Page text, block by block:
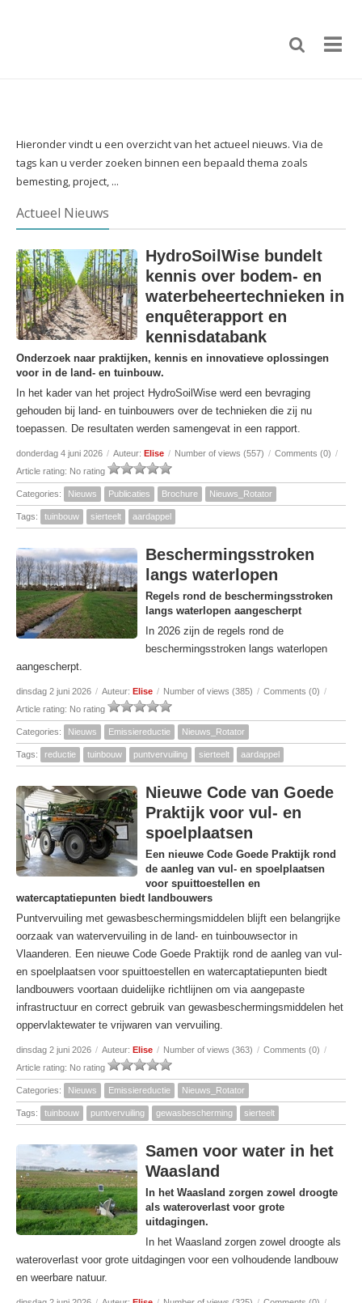
Hieronder vindt u een overzicht van het actueel nieuws. Via de
tags kan u verder zoeken binnen een bepaald thema zoals
bemesting, project, ...
Actueel Nieuws
HydroSoilWise bundelt
kennis over bodem- en
waterbeheertechnieken in
enquêterapport en
kennisdatabank
Onderzoek naar praktijken, kennis en innovatieve oplossingen
voor in de land- en tuinbouw.
In het kader van het project HydroSoilWise werd een bevraging
gehouden bij land- en tuinbouwers over de technieken die zij nu
toepassen. De resultaten werden samengevat in een rapport.
donderdag 4 juni 2026 / Auteur: Elise / Number of views (557) / Comments (0) /
Article rating: No rating
Categories: Nieuws Publicaties Brochure Nieuws_Rotator
Tags: tuinbouw sierteelt aardappel
Beschermingsstroken
langs waterlopen
Regels rond de beschermingsstroken
langs waterlopen aangescherpt
In 2026 zijn de regels rond de
beschermingsstroken langs waterlopen
aangescherpt.
dinsdag 2 juni 2026 / Auteur: Elise / Number of views (385) / Comments (0) /
Article rating: No rating
Categories: Nieuws Emissiereductie Nieuws_Rotator
Tags: reductie tuinbouw puntvervuiling sierteelt aardappel
Nieuwe Code van Goede
Praktijk voor vul- en
spoelplaatsen
Een nieuwe Code Goede Praktijk rond
de aanleg van vul- en spoelplaatsen
voor spuittoestellen en
watercaptatiepunten biedt landbouwers
Puntvervuiling met gewasbeschermingsmiddelen blijft een belangrijke
oorzaak van watervervuiling in de land- en tuinbouwsector in
Vlaanderen. Een nieuwe Code Goede Praktijk rond de aanleg van vul-
en spoelplaatsen voor spuittoestellen en watercaptatiepunten biedt
landbouwers voortaan duidelijke richtlijnen om via aangepaste
infrastructuur en correct gebruik van gewasbeschermingsmiddelen het
oppervlaktewater te vrijwaren van vervuiling.
dinsdag 2 juni 2026 / Auteur: Elise / Number of views (363) / Comments (0) /
Article rating: No rating
Categories: Nieuws Emissiereductie Nieuws_Rotator
Tags: tuinbouw puntvervuiling gewasbescherming sierteelt
Samen voor water in het
Waasland
In het Waasland zorgen zowel droogte
als wateroverlast voor grote
uitdagingen.
In het Waasland zorgen zowel droogte als
wateroverlast voor grote uitdagingen voor een volhoudende landbouw
en weerbare natuur.